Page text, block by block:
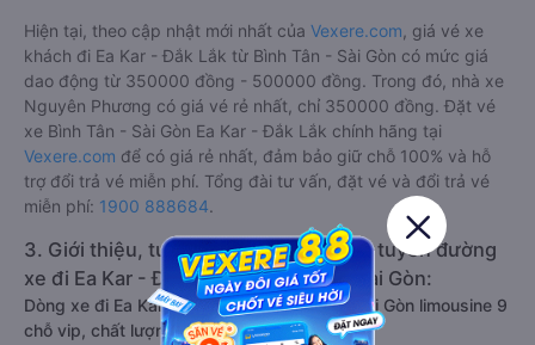
Hiện tại, theo cập nhật mới nhất của Vexere.com , giá vé xe
khách đi Ea Kar - Đắk Lắk từ Bình Tân - Sài Gòn có mức giá
dao động từ 350000 đồng - 500000 đồng. Trong đó, nhà xe
Nguyên Phương có giá vé rẻ nhất, chỉ 350000 đồng. Đặt vé
xe Bình Tân - Sài Gòn Ea Kar - Đắk Lắk chính hãng tại
Vexere.com để có giá rẻ nhất, đảm bảo giữ chỗ 100% và hỗ
trợ đổi trả vé miễn phí. Tổng đài tư vấn, đặt vé và đổi trả vé
miễn phí: 1900 888684.
3. Giới thiệu, tư vấn các dòng xe chạy tuyến đường
xe đi Ea Kar - Đắk Lắk từ Bình Tân - Sài Gòn:
Dòng xe đi Ea Kar - Đắk Lắk từ Bình Tân - Sài Gòn limousine 9
chỗ vip, chất lượng cao: Tiện lợi, sang trọng